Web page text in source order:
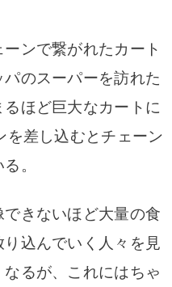
ンで繋がれたカート
のスーパーを訪れた
ほど巨大なカートに
を差し込むとチェーン
。
きないほど大量の食
込んでいく人々を見
るが、これにはちゃ